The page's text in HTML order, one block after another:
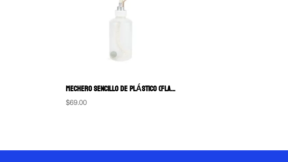
MECHERO SENCILLO DE PLÁSTICO (FLAMIL)
$69.00